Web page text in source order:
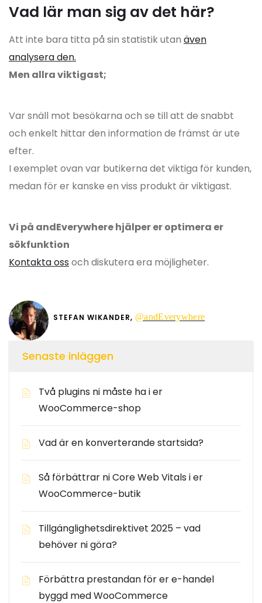
Vad lär man sig av det här?
Att inte bara titta på sin statistik utan även
analysera den.
Men allra viktigast;
Var snäll mot besökarna och se till att de snabbt
och enkelt hittar den information de främst är ute
efter.
I exemplet ovan var butikerna det viktiga för kunden,
medan för er kanske en viss produkt är viktigast.
Vi på andEverywhere hjälper er optimera er
sökfunktion
Kontakta oss och diskutera era möjligheter.
STEFAN WIKANDER, @andEverywhere
Senaste inläggen
Två plugins ni måste ha i er
WooCommerce-shop
Vad är en konverterande startsida?
Så förbättrar ni Core Web Vitals i er
WooCommerce-butik
Tillgänglighetsdirektivet 2025 – vad
behöver ni göra?
Förbättra prestandan för er e-handel
byggd med WooCommerce